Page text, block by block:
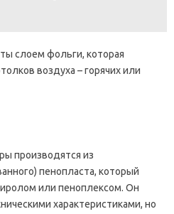
слоем фольги, которая
воздуха – горячих или
производятся из
пенопласта, который
или пеноплексом. Он
характеристиками, но